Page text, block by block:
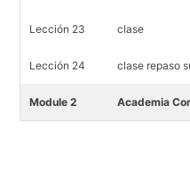
Lección 23 clase
Lección 24 clase repaso
Module 2 Academia